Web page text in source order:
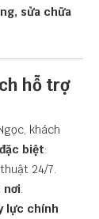
sửa chữa
hỗ trợ
khách
biệt:
24/7.
nơi
lực chính